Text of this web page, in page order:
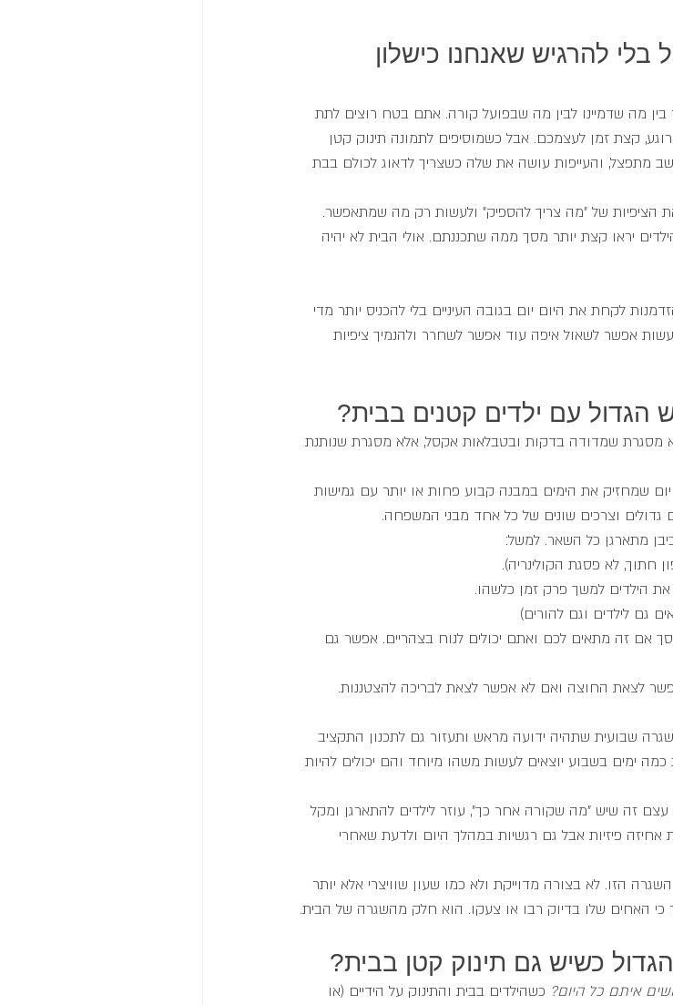
להרגיש שאנחנו כישלון
מה שדמיינו לבין מה שבפועל קורה. אתם בטח רוצים לתת
קצת זמן לעצמכם. אבל כשמוסיפים לתמונה תינוק קטן
מתפצל, והעייפות עושה את שלה כשצריך לדאוג לכולם בבת
הציפיות של "מה צריך להספיק" ולעשות רק מה שמתאפשר.
יראו קצת יותר מסך ממה שתכננתם. אולי הבית לא יהיה
לקחת את היום יום בגובה העיניים בלי להכניס יותר מדי
אפשר לשאול איפה עוד אפשר לשחרר ולהנמיך ציפיות
הגדול עם ילדים קטנים בבית?
מסגרת שמדודה בדקות ובטבלאות אקסל, אלא מסגרת שנותנת
שמחזיק את הימים במבנה קבוע פחות או יותר עם גמישות
וצרכים שונים של כל אחד מבני המשפחה.
מתארגן כל השאר. למשל:
חתוך, לא פסגת הקולינריה).
את הילדים למשך פרק זמן כלשהו.
גם לילדים וגם להורים)
אם זה מתאים לכם ואתם יכולים לנוח בצהריים. אפשר גם
לצאת החוצה ואם לא אפשר לצאת לבריכה להצטננות.
שבועית שתהיה ידועה מראש ותעזור גם לתכנון התקציב
ימים בשבוע יוצאים לעשות משהו מיוחד והם יכולים להיות
עצם זה שיש "מה שקורה אחר כך", עוזר לילדים להתארגן ומקל
אחיזה פיזיות אבל גם רגשיות במהלך היום ולדעת שאחרי
הזו. לא בצורה מדוייקת ולא כמו שעון שוויצרי אלא יותר
כי האחים שלו בדיוק רבו או צעקו. הוא חלק מהשגרה של הבית.
כשיש גם תינוק קטן בבית?
איתם כל היום? כשהילדים בבית והתינוק על הידיים (או